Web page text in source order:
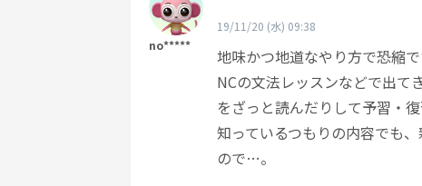
no*****
19/11/20 (水) 09:38
地味かつ地道なやり方で恐縮で
NCの文法レッスンなどで出て
をざっと読んだりして予習・復
知っているつもりの内容でも
ので…。